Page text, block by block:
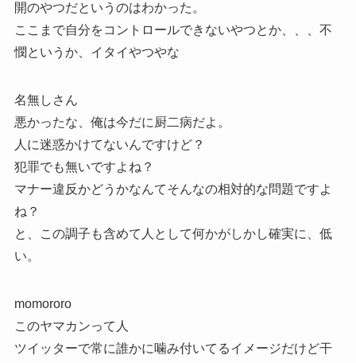
開のやつだというのはわかった。
ここまで自分をコントロールできないやつとか、、、不
憫というか、イタイやつやな
名無しさん
悪かったな、俺は今だに厨二病だよ。
人に迷惑かけてないんですけど？
犯罪でも無いですよね？
マナー違反かどうかなんてそんなの相対的な問題ですよ
ね？
と、この調子も含めて人として何かがしかし確実に、低
い。
momororo
このヤマカンって人
ツイッターで常に誰かに噛み付いてるイメージだけど干